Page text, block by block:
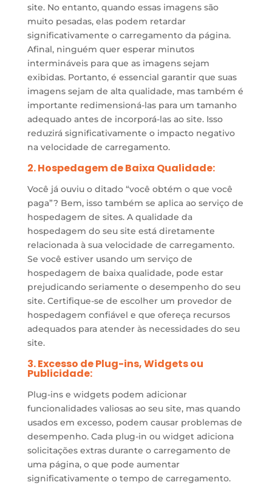
site. No entanto, quando essas imagens são
muito pesadas, elas podem retardar
significativamente o carregamento da página.
Afinal, ninguém quer esperar minutos
intermináveis para que as imagens sejam
exibidas. Portanto, é essencial garantir que suas
imagens sejam de alta qualidade, mas também é
importante redimensioná-las para um tamanho
adequado antes de incorporá-las ao site. Isso
reduzirá significativamente o impacto negativo
na velocidade de carregamento.
2. Hospedagem de Baixa Qualidade:
Você já ouviu o ditado “você obtém o que você
paga”? Bem, isso também se aplica ao serviço de
hospedagem de sites. A qualidade da
hospedagem do seu site está diretamente
relacionada à sua velocidade de carregamento.
Se você estiver usando um serviço de
hospedagem de baixa qualidade, pode estar
prejudicando seriamente o desempenho do seu
site. Certifique-se de escolher um provedor de
hospedagem confiável e que ofereça recursos
adequados para atender às necessidades do seu
site.
3. Excesso de Plug-ins, Widgets ou
Publicidade:
Plug-ins e widgets podem adicionar
funcionalidades valiosas ao seu site, mas quando
usados em excesso, podem causar problemas de
desempenho. Cada plug-in ou widget adiciona
solicitações extras durante o carregamento de
uma página, o que pode aumentar
significativamente o tempo de carregamento.